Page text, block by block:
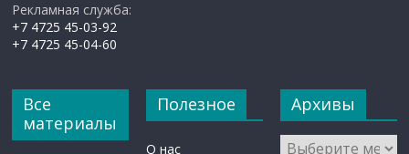
Рекламная служба:
+7 4725 45-03-92
+7 4725 45-04-60
Все
материалы
Полезное
О нас
Архивы
Архивы